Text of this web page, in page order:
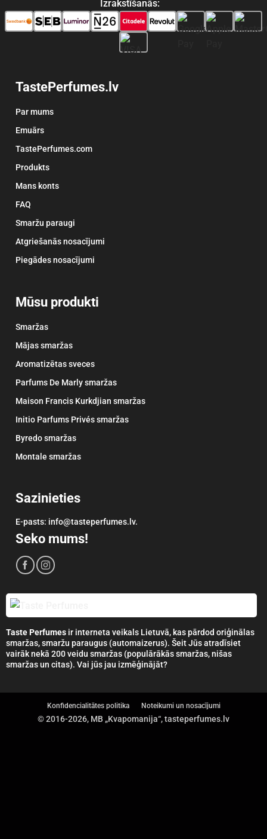
Izrakstīšanās:
TastePerfumes.lv
Par mums
Emuārs
TastePerfumes.com
Produkts
Mans konts
FAQ
Smaržu paraugi
Atgriešanās nosacījumi
Piegādes nosacījumi
Mūsu produkti
Smaržas
Mājas smaržas
Aromatizētas sveces
Parfums De Marly smaržas
Maison Francis Kurkdjian smaržas
Initio Parfums Privés smaržas
Byredo smaržas
Montale smaržas
Sazinieties
E-pasts: info@tasteperfumes.lv.
Seko mums!
Taste Perfumesir interneta veikals Lietuvā, kas pārdod oriģinālas
smaržas, smaržu paraugus (automaizerus). Šeit Jūs atradīsiet
vairāk nekā 200 veidu smaržas (populārākās smaržas, nišas
smaržas un citas). Vai jūs jau izmēģinājāt?
Konfidencialitātes politika Noteikumi un nosacījumi
© 2016-2026, MB „Kvapomanija“, tasteperfumes.lv